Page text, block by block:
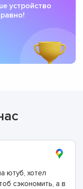
устройство
ютуб, хотел
сэкономить, а в